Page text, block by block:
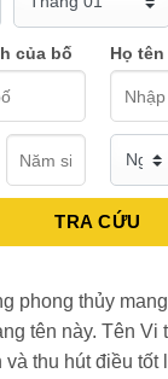
của bố Họ
TRA CỨU
phong thủy
tên này. Tên
và thu hút điều tốt